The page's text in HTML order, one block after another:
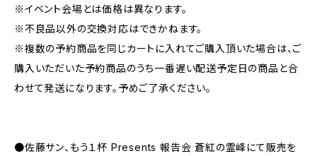
※イベント会場とは価格は異なります。
※不良品以外の交換対応はできかねます。
※複数の予約商品を同じカートに入れてご購入頂いた場合は、ご
購入いただいた予約商品のうち一番遅い配送予定日の商品と合
わせて発送になります。予めご了承ください。
●佐藤サン、もう１杯 Presents 報告会 蒼紅の霊峰にて販売を